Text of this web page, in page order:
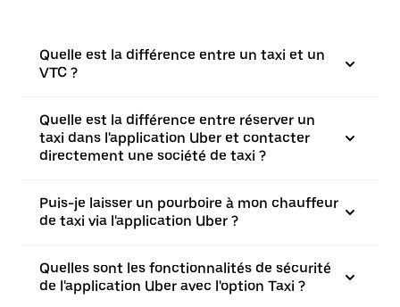
Quelle est la différence entre un taxi et un
VTC ?
Quelle est la différence entre réserver un
taxi dans l'application Uber et contacter
directement une société de taxi ?
Puis-je laisser un pourboire à mon chauffeur
de taxi via l'application Uber ?
Quelles sont les fonctionnalités de sécurité
de l'application Uber avec l'option Taxi ?